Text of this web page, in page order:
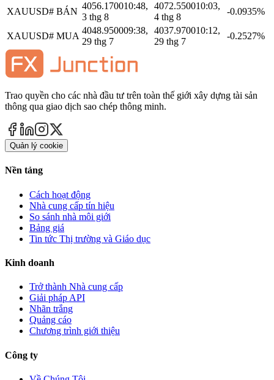
XAUUSD# BÁN
4056.170010:48,
3 thg 8
4072.550010:03,
4 thg 8
-0.0935%
XAUUSD# MUA
4048.950009:38,
29 thg 7
4037.970010:12,
29 thg 7
-0.2527%
Trao quyền cho các nhà đầu tư trên toàn thế giới xây dựng tài sản
thông qua giao dịch sao chép thông minh.
Quản lý cookie
Nền tảng
Cách hoạt động
Nhà cung cấp tín hiệu
So sánh nhà môi giới
Bảng giá
Tin tức Thị trường và Giáo dục
Kinh doanh
Trở thành Nhà cung cấp
Giải pháp API
Nhãn trắng
Quảng cáo
Chương trình giới thiệu
Công ty